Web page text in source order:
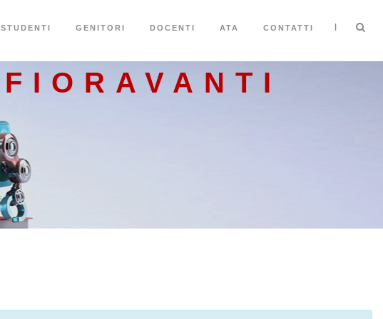
STUDENTI GENITORI DOCENTI ATA CONTATTI |
FIORAVANTI